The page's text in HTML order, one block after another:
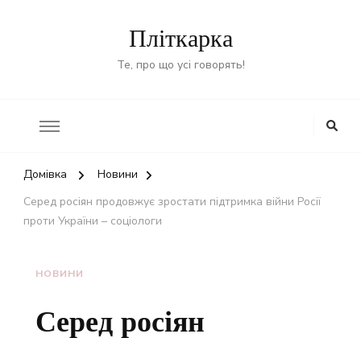
Пліткарка
Те, про що усі говорять!
Домівка
Новини
Серед росіян продовжує зростати підтримка війни Росії
проти України – соціологи
НОВИНИ
Серед росіян